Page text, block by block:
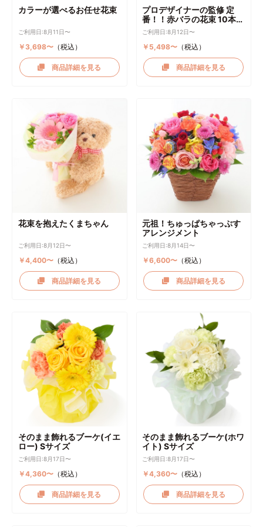
カラーが選べるお任せ花束
ご利用日:8月11日〜
￥3,698〜（税込）
商品詳細を見る
プロデザイナーの監修 定
番！！赤バラの花束 10本～
選択可能
ご利用日:8月12日〜
￥5,498〜 （税込）
商品詳細を見る
花束を抱えたくまちゃん
ご利用日:8月12日〜
￥4,400〜（税込）
商品詳細を見る
元祖！ちゅっぱちゃっぷす
アレンジメント
ご利用日:8月14日〜
￥6,600〜 （税込）
商品詳細を見る
そのまま飾れるブーケ(イエ
ロー) Sサイズ
ご利用日:8月17日〜
￥4,360〜（税込）
商品詳細を見る
そのまま飾れるブーケ(ホワ
イト) Sサイズ
ご利用日:8月17日〜
￥4,360〜 （税込）
商品詳細を見る